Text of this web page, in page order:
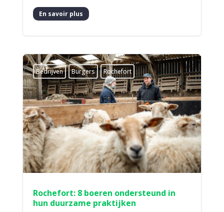
En savoir plus
Bedrijven Burgers Rochefort
Rochefort: 8 boeren ondersteund in
hun duurzame praktijken